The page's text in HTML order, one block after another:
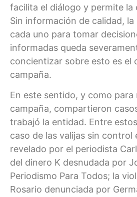
facilita el diálogo y permite la
Sin información de calidad,
cada uno para tomar
informadas queda
concientizar sobre esto es el
campaña.
En este sentido, y como para
campaña, compartieron
trabajó la entidad. Entre
caso de las valijas sin control
revelado por el periodista
del dinero K desnudada por
Periodismo Para Todos; la
Rosario denunciada por